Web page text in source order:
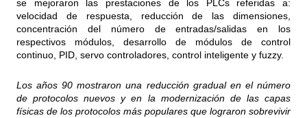
se mejoraron las prestaciones de los PLCs referidas a:
velocidad de respuesta, reducción de las dimensiones,
concentración del número de entradas/salidas en los
respectivos módulos, desarrollo de módulos de control
continuo, PID, servo controladores, control inteligente y fuzzy.
Los años 90 mostraron una reducción gradual en el número
de protocolos nuevos y en la modernización de las capas
físicas de los protocolos más populares que lograron sobrevivir